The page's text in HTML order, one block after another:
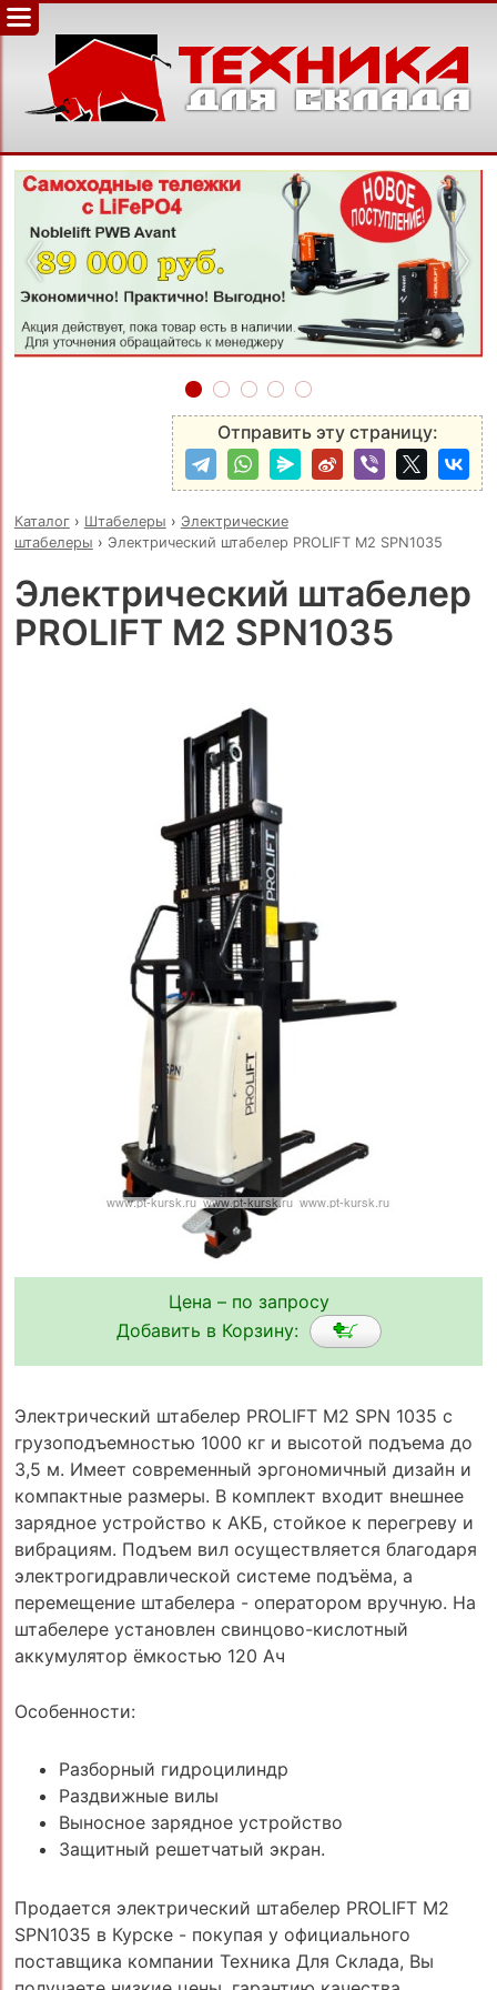
‹ ›
Отправить эту страницу:
Каталог› Штабелеры › Электрические
штабелеры › Электрический штабелер PROLIFT M2 SPN1035
Электрический штабелер
PROLIFT M2 SPN1035
Цена – по запросу
Добавить в Корзину:
Электрический штабелер PROLIFT M2 SPN 1035 с
грузоподъемностью 1000 кг и высотой подъема до
3,5 м. Имеет современный эргономичный дизайн и
компактные размеры. В комплект входит внешнее
зарядное устройство к АКБ, стойкое к перегреву и
вибрациям. Подъем вил осуществляется благодаря
электрогидравлической системе подъёма, а
перемещение штабелера - оператором вручную. На
штабелере установлен свинцово-кислотный
аккумулятор ёмкостью 120 Ач
Особенности:
Разборный гидроцилиндр
Раздвижные вилы
Выносное зарядное устройство
Защитный решетчатый экран.
Продается электрический штабелер PROLIFT M2
SPN1035 в Курске - покупая у официального
поставщика компании Техника Для Склада, Вы